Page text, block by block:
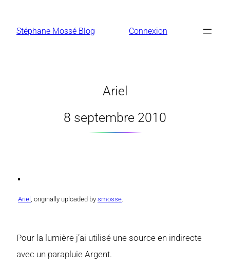
contenu
Stéphane Mossé Blog Connexion
Ariel
8 septembre 2010
Ariel , originally uploaded by smosse
Pour la lumière j’ai utilisé une source en indirecte
avec un parapluie Argent.